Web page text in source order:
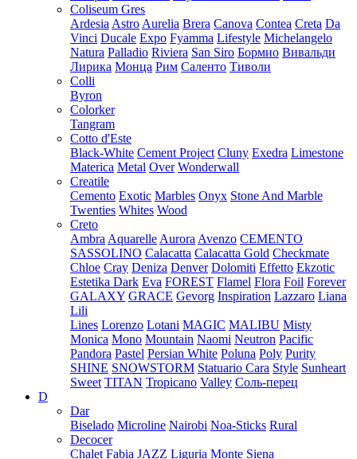
Coliseum Gres
Ardesia Astro Aurelia Brera Canova Contea Creta Da
Vinci Ducale Expo Fyamma Lifestyle Michelangelo
Natura Palladio Riviera San Siro Бормио Вивальди
Лирика Монца Рим Саленто Тиволи
Colli
Byron
Colorker
Tangram
Cotto d'Este
Black-White Cement Project Cluny Exedra Limestone
Materica Metal Over Wonderwall
Creatile
Cemento Exotic Marbles Onyx Stone And Marble
Twenties Whites Wood
Creto
Ambra Aquarelle Aurora Avenzo CEMENTO
SASSOLINO Calacatta Calacatta Gold Checkmate
Chloe Cray Deniza Denver Dolomiti Effetto Ekzotic
Estetika Dark Eva FOREST Flamel Flora Foil Forever
GALAXY GRACE Gevorg Inspiration Lazzaro Liana
Lili
Lines Lorenzo Lotani MAGIC MALIBU Misty
Monica Mono Mountain Naomi Neutron Pacific
Pandora Pastel Persian White Poluna Poly Purity
SHINE SNOWSTORM Statuario Cara Style Sunheart
Sweet TITAN Tropicano Valley Соль-перец
D
Dar
Biselado Microline Nairobi Noa-Sticks Rural
Decocer
Chalet Fabia JAZZ Liguria Monte Siena